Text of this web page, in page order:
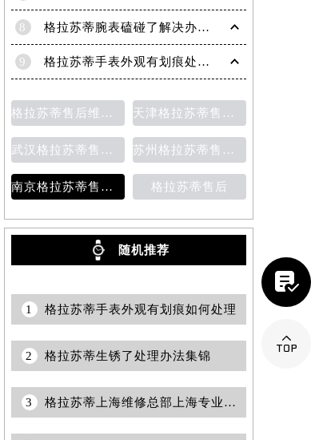
8 格拉苏蒂腕表磕碰了解决办法汇总（日常保养与修复技巧）
9 格拉苏蒂手表外观有划痕处理方法详解（轻松修复爱表的小技巧）
格拉苏蒂售后维修保养价目表 天津格拉苏蒂售后维修保养费用价目表
武汉格拉苏蒂售后维修保养费用 苏州格拉苏蒂售后维修保养价目表
南京格拉苏蒂售后维修保养费用说明 格拉苏蒂售后
随机推荐
1 格拉苏蒂手表外观有划痕如何处理
2 格拉苏蒂生锈了处理办法集锦
3 格拉苏蒂上海维修总部上海专业售后保养服务团队权威公示（2026年7月最新）

